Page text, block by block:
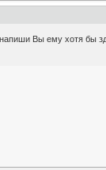
Вы ему хотя бы